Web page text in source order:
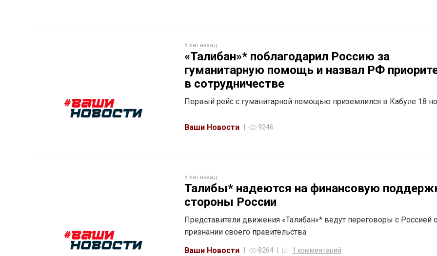
5 лет назад
«Талибан»* поблагодарил Россию за
гуманитарную помощь и назвал РФ
в сотрудничестве
Первый рейс с гуманитарной помощью приземлился в Кабуле 18
Ваши Новости 9246
5 лет назад
Талибы* надеются на финансовую
стороны России
Представители движения «Талибан»* ведут переговоры с Россией
признании своего правительства
Ваши Новости
8264 1 комментарий